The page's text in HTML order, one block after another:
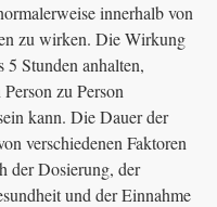
innerhalb von
zu wirken. Die Wirkung
5 Stunden anhalten,
zu Person
kann. Die Dauer der
verschiedenen Faktoren
der Dosierung, der
und der Einnahme